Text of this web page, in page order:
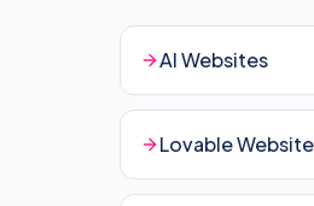
AI Websites
Lovable